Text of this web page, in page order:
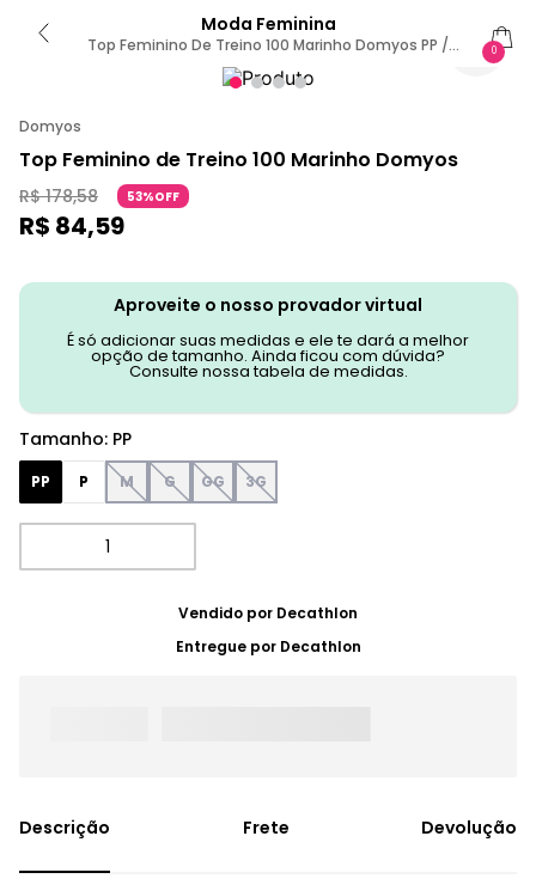
Moda Feminina
Top Feminino De Treino 100 Marinho Domyos PP /
0
Domyos
Top Feminino de Treino 100 Marinho Domyos
R$ 178,58 53%OFF
R$ 84,59
Aproveite o nosso provador virtual
É só adicionar suas medidas e ele te dará a melhor
opção de tamanho. Ainda ficou com dúvida?
Consulte nossa tabela de medidas.
Tamanho: PP
PP P M G GG 3G
Vendido por Decathlon
Entregue por Decathlon
Frete Devolução